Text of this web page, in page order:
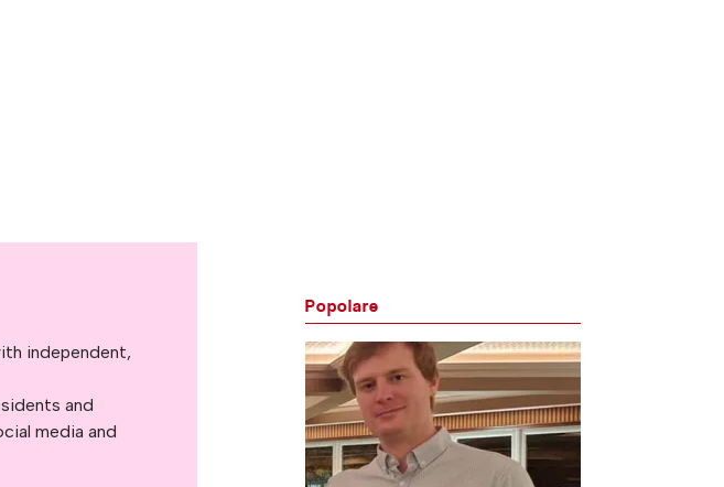
independent,
and
media and
Popolare